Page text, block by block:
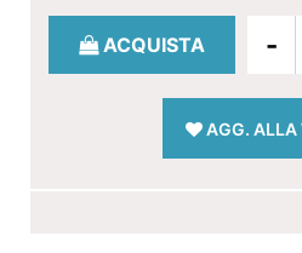
Quantità
ACQUISTA
AGG. ALLA